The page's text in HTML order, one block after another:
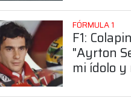
número
FÓRMULA 1
F1:
"Ayrton
mi ídolo y